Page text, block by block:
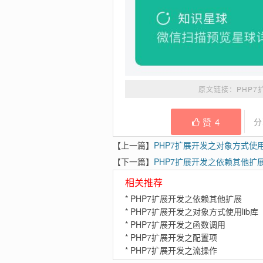
原文链接： PHP7
赞 4
分
【上一篇】 PHP7扩展开发之对象方式使
【下一篇】 PHP7扩展开发之依赖其他扩
相关推荐
* PHP7扩展开发之依赖其他扩展
* PHP7扩展开发之对象方式使用lib库
* PHP7扩展开发之函数调用
* PHP7扩展开发之配置项
* PHP7扩展开发之流操作